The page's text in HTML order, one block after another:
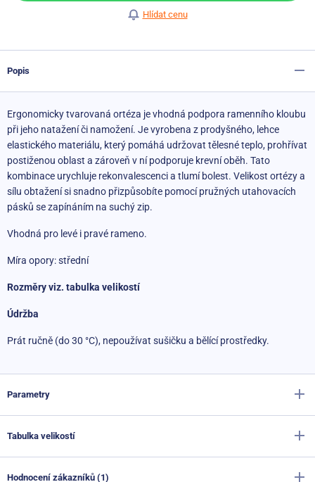
Hlídat cenu
Popis
Ergonomicky tvarovaná ortéza je vhodná podpora ramenního kloubu
při jeho natažení či namožení. Je vyrobena z prodyšného, lehce
elastického materiálu, který pomáhá udržovat tělesné teplo, prohřívat
postiženou oblast a zároveň v ní podporuje krevní oběh. Tato
kombinace urychluje rekonvalescenci a tlumí bolest. Velikost ortézy a
sílu obtažení si snadno přizpůsobíte pomocí pružných utahovacích
pásků se zapínáním na suchý zip.
Vhodná pro levé i pravé rameno.
Míra opory: střední
Rozměry viz. tabulka velikostí
Údržba
Prát ručně (do 30 °C), nepoužívat sušičku a bělící prostředky.
Parametry
Barva
Tabulka velikostí
Velikost L
Hodnocení zákazníků (1)